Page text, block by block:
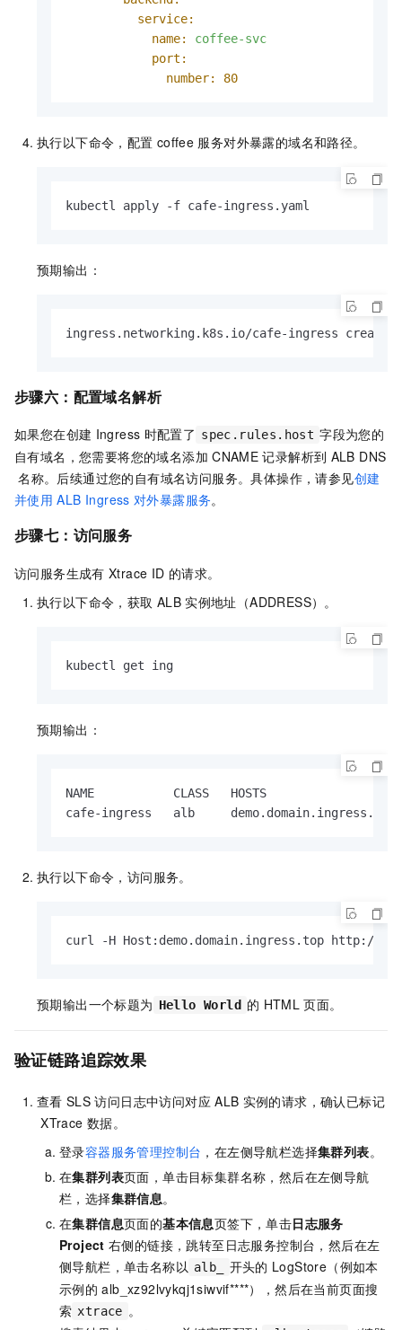
service:
name:
coffee-svc
port:
number:
80
执行以下命令，配置 coffee 服务对外暴露的域名和路径。
kubectl apply -f cafe-ingress.yaml
预期输出：
ingress.networking.k8s.io/cafe-ingress created
步骤六： 配置域名解析
如果您在创建 Ingress 时配置了 spec.rules.host 字段为您的
自有域名，您需要将您的域名添加 CNAME 记录解析到 ALB DNS
名称。后续通过您的自有域名访问服务。具体操作，请参见创建
并使用 ALB Ingress 对外暴露服务。
步骤七：访问服务
访问服务生成有 Xtrace ID 的请求。
执行以下命令，获取 ALB 实例地址（ADDRESS）。
kubectl get ing
预期输出：
NAME           CLASS   HOSTS
cafe-ingress   alb
执行以下命令，访问服务。
curl -H Host:demo.domain.ingress.top http://
预期输出一个标题为 Hello World 的 HTML 页面。
验证链路追踪效果
查看 SLS 访问日志中访问对应 ALB 实例的请求，确认已标记
XTrace 数据。
登录容器服务管理控制台 ，在左侧导航栏选择集群列表。
在集群列表页面，单击目标集群名称，然后在左侧导航
栏，选择集群信息。
在集群信息页面的基本信息页签下 ，单击日志服务
Project 右侧的链接，跳转至日志服务控制台，然后在左
侧导航栏，单击名称以 alb_ 开头的 LogStore（例如本
示例的 alb_xz92lvykqj1siwvif****），然后在当前页面搜
索 xtrace 。